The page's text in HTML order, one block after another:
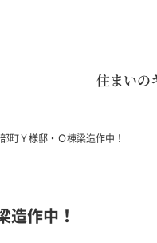
住まいの
町Ｙ様邸・Ｏ棟梁造作中！
造作中！